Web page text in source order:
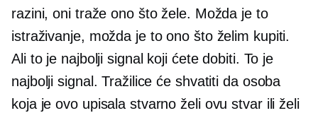
razini, oni traže ono što žele. Možda je to
istraživanje, možda je to ono što želim kupiti.
Ali to je najbolji signal koji ćete dobiti. To je
najbolji signal. Tražilice će shvatiti da osoba
koja je ovo upisala stvarno želi ovu stvar ili želi